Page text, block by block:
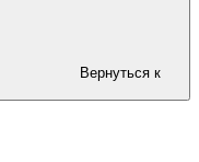
Вернуться к